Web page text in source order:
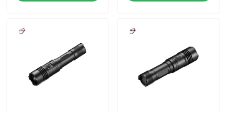
인용 을 요청 하십시오